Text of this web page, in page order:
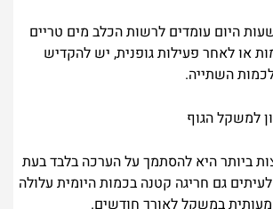
היום עומדים לרשות הכלב מים טריים
או לאחר פעילות גופנית, יש להקדיש
השתייה.
למשקל הגוף
ביותר היא להסתמך על הערכה בלבד בעת
גם חריגה קטנה בכמות היומית עלולה
במשקל לאורך חודשים.